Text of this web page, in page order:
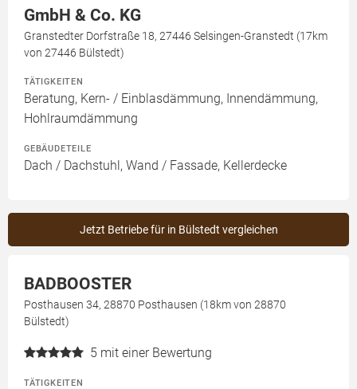
GmbH & Co. KG
Granstedter Dorfstraße 18, 27446 Selsingen-Granstedt (17km
von 27446 Bülstedt)
TÄTIGKEITEN
Beratung, Kern- / Einblasdämmung, Innendämmung,
Hohlraumdämmung
GEBÄUDETEILE
Dach / Dachstuhl, Wand / Fassade, Kellerdecke
Jetzt Betriebe für in Bülstedt vergleichen
BADBOOSTER
Posthausen 34, 28870 Posthausen (18km von 28870
Bülstedt)
5 mit einer Bewertung
TÄTIGKEITEN